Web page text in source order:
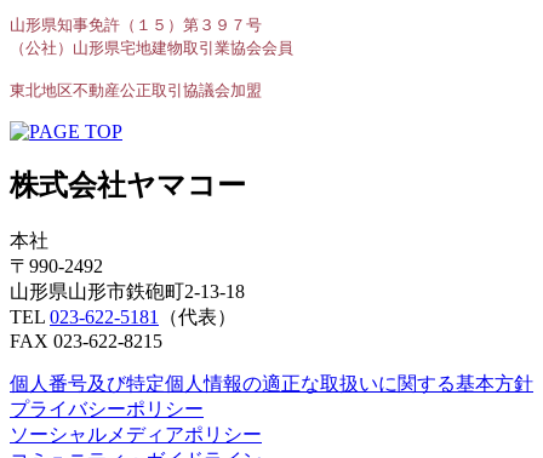
山形県知事免許（１５）第３９７号
（公社）山形県宅地建物取引業協会会員
東北地区不動産公正取引協議会加盟
株式会社ヤマコー
本社
〒990-2492
山形県山形市鉄砲町2-13-18
TEL 023-622-5181
（代表）
FAX 023-622-8215
個人番号及び特定個人情報の適正な取扱いに関する基本方針
プライバシーポリシー
ソーシャルメディアポリシー